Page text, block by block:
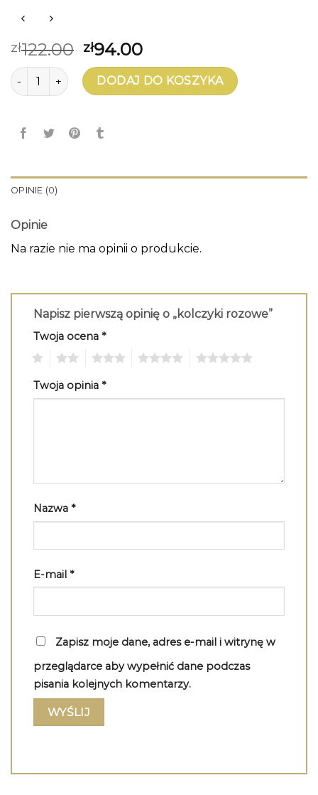
zł122.00 zł94.00
ilość kolczyki rozoweDODAJ DO KOSZYKA
OPINIE (0)
Opinie
Na razie nie ma opinii o produkcie.
Napisz pierwszą opinię o „kolczyki rozowe”
Twoja ocena *
Twoja opinia *
Nazwa *
E-mail *
Zapisz moje dane, adres e-mail i witrynę w
przeglądarce aby wypełnić dane podczas
pisania kolejnych komentarzy.